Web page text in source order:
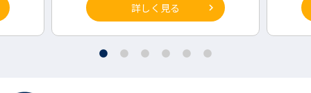
詳しく見る